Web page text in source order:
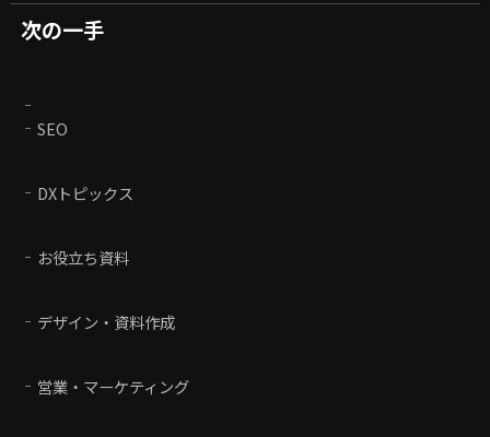
次の一手
SEO
DXトピックス
お役立ち資料
デザイン・資料作成
営業・マーケティング